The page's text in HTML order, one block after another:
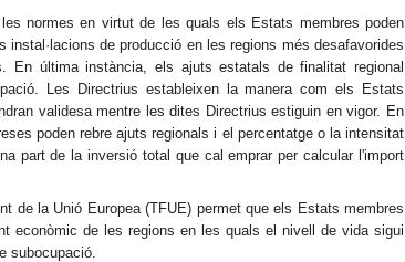
normes en virtut de les quals els Estats membres poden
de producció en les regions més desafavorides
En última instància, els ajuts estatals de finalitat regional
Les Directrius estableixen la manera com els Estats
validesa mentre les dites Directrius estiguin en vigor. En
poden rebre ajuts regionals i el percentatge o la intensitat
part de la inversió total que cal emprar per calcular l'import
de la Unió Europea (TFUE) permet que els Estats membres
econòmic de les regions en les quals el nivell de vida sigui
subocupació.